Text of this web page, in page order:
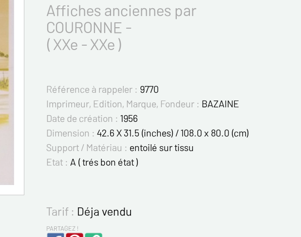
Affiches anciennes par
COURONNE -
( XXe - XXe )
Référence à rappeler : 9770
Imprimeur, Edition, Marque, Fondeur : BAZAINE
Date de création : 1956
Dimension : 42.6 X 31.5 (inches) / 108.0 x 80.0 (cm)
Support / Matériau : entoilé sur tissu
Etat : A ( trés bon état )
Tarif : Déja vendu
PARTAGEZ !